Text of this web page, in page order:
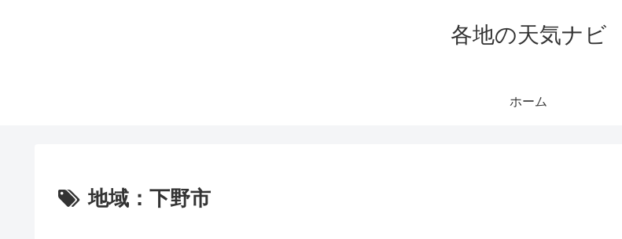
各地の天気ナビ
ホーム
地域：下野市